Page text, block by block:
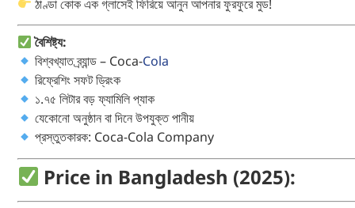
ঠাণ্ডা কোক এক গ্লাসেই ফিরিয়ে আনুন আপনার ফুরফুরে মুড!
বৈশিষ্ট্য:
বিশ্বখ্যাত ব্র্যান্ড – Coca-Cola
রিফ্রেশিং সফট ড্রিংক
১.৭৫ লিটার বড় ফ্যামিলি প্যাক
যেকোনো অনুষ্ঠান বা দিনে উপযুক্ত পানীয়
প্রস্তুতকারক: Coca-Cola Company
Price in Bangladesh (2025):